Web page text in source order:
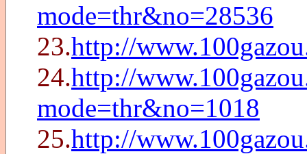
mode=thr&no=28536
23.http://
24.http://
mode=thr&no=1018
25.http://